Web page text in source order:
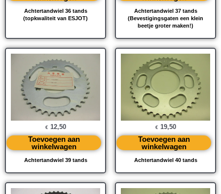
Achtertandwiel 36 tands
(topkwaliteit van ESJOT)
Achtertandwiel 37 tands
(Bevestigingsgaten een klein
beetje groter maken!)
Achtertandwiel 39 tands
€ 12,50
Toevoegen aan
winkelwagen
Achtertandwiel 40 tands
€ 19,50
Toevoegen aan
winkelwagen